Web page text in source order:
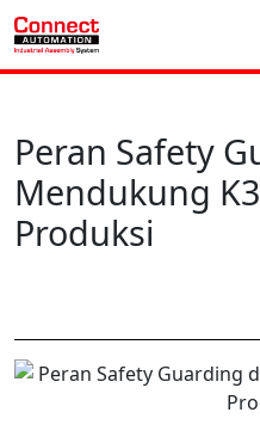
Peran Safety
Mendukung
Produksi